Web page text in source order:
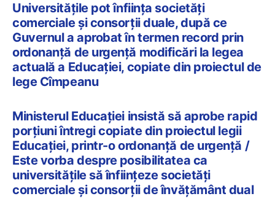
Universitățile pot înființa societăți
comerciale și consorții duale, după ce
Guvernul a aprobat în termen record prin
ordonanță de urgență modificări la legea
actuală a Educației, copiate din proiectul de
lege Cîmpeanu
Ministerul Educației insistă să aprobe rapid
porțiuni întregi copiate din proiectul legii
Educației, printr-o ordonanță de urgență /
Este vorba despre posibilitatea ca
universitățile să înființeze societăți
comerciale și consorții de învățământ dual